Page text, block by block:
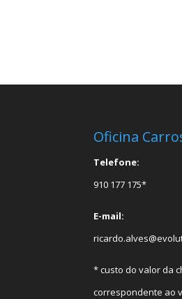
Oficina
Telefone:
910 177 175*
E-mail:
* custo do valor da
correspondente ao